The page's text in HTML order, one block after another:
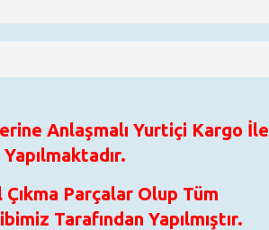
Anlaşmalı Yurtiçi Kargo İle
Parçalar Olup Tüm
Tarafından Yapılmıştır.